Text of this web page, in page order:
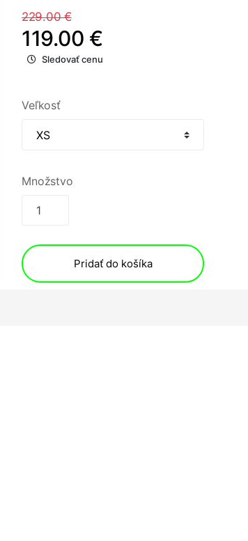
229.00 €
119.00 €
Sledovať cenu
Veľkosť
Množstvo
Pridať do košíka